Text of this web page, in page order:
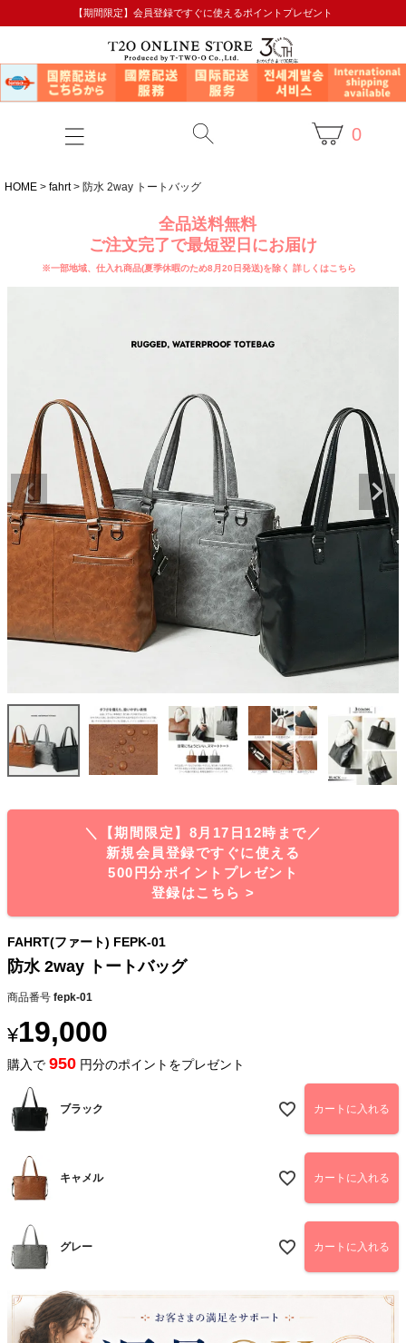
【期間限定】会員登録ですぐに使えるポイントプレゼント
0
HOME fahrt 防水 2way トートバッグ
全品送料無料
ご注文完了で最短翌日にお届け
※一部地域、仕入れ商品(夏季休暇のため8月20日発送)を除く 詳しくはこちら
＼【期間限定】8月17日12時まで／
新規会員登録ですぐに使える
500円分ポイントプレゼント
登録はこちら >
FAHRT(ファート) FEPK-01
防水 2way トートバッグ
商品番号 fepk-01
¥19,000
購入で 950 円分のポイントをプレゼント
ブラック カートに入れる
キャメル カートに入れる
グレー カートに入れる